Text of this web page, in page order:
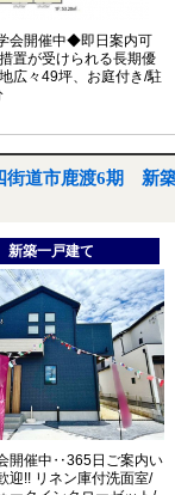
会開催中◆即日案内可
置が受けられる長期優
広々49坪、お庭付き/駐
街道市鹿渡6期 新
新築一戸建て
開催中‥365日ご案内い
迎!! リネン庫付洗面室/